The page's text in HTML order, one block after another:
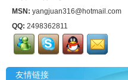
MSN: yangjuan316@hotmail.com
QQ: 2498362811
友情链接